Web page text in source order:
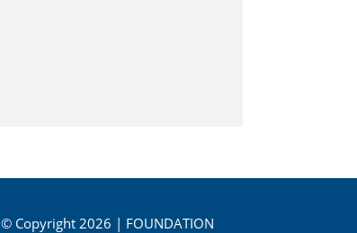
© Copyright 2026 | FOUNDATION